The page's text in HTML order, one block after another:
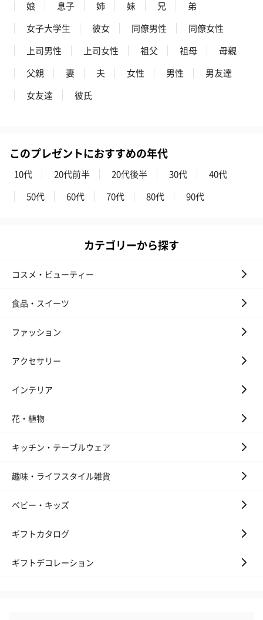
ンク）（1,760円）
キャンドル・お香
キャンドル・お香を同梱してお届けいたします。
ンセンススティック
（GRAPE
お酒を同梱してお届けいたします。
ディット（712円）
ブラック１２
娘
息子 姉 妹 兄
弟
女子大学生
彼女 同僚男性
同僚女性
上司男性
上司女性 祖父 祖母
母親
父親
妻 夫 女性 男性
男友達
女友達
彼氏
このプレゼントにおすすめの年代
10代 20代前半 20代後半 30代
40代
50代
60代 70代 80代 90代
カテゴリーから探す
コスメ・ビューティー
食品・スイーツ
ファッション
アクセサリー
インテリア
花・植物
キッチン・テーブルウェア
趣味・ライフスタイル雑貨
ベビー・キッズ
ギフトカタログ
ギフトデコレーション